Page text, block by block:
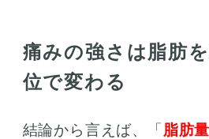
痛みの強さは脂肪
位で変わる
結論から言えば、「 脂肪